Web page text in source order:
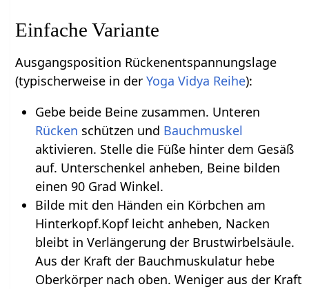
Einfache Variante
Ausgangsposition Rückenentspannungslage
(typischerweise in derYoga Vidya Reihe):
Gebe beide Beine zusammen. Unteren
Rücken schützen und Bauchmuskel
aktivieren. Stelle die Füße hinter dem Gesäß
auf. Unterschenkel anheben, Beine bilden
einen 90 Grad Winkel.
Bilde mit den Händen ein Körbchen am
Hinterkopf.Kopf leicht anheben, Nacken
bleibt in Verlängerung der Brustwirbelsäule.
Aus der Kraft der Bauchmuskulatur hebe
Oberkörper nach oben. Weniger aus der Kraft